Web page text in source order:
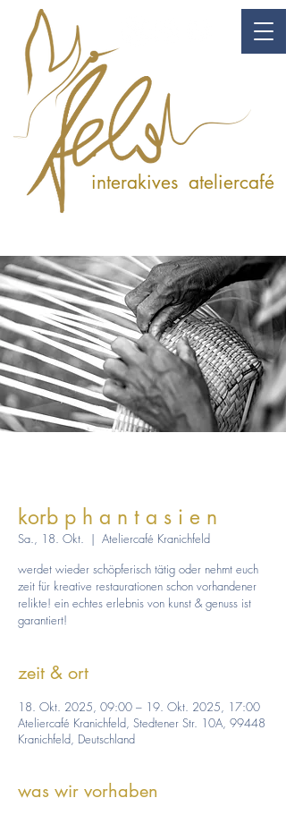
interakives ateliercafé
korb p h a n t a s i e n
Sa., 18. Okt.
  |
Ateliercafé Kranichfeld
werdet wieder schöpferisch tätig oder nehmt euch
zeit für kreative restaurationen schon vorhandener
relikte! ein echtes erlebnis von kunst & genuss ist
garantiert!
zeit & ort
18. Okt. 2025, 09:00 – 19. Okt. 2025, 17:00
Ateliercafé Kranichfeld, Stedtener Str. 10A, 99448
Kranichfeld, Deutschland
was wir vorhaben